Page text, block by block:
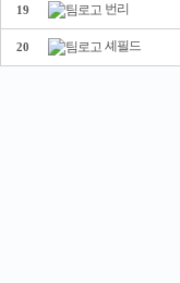
19 번리
20 셰필드